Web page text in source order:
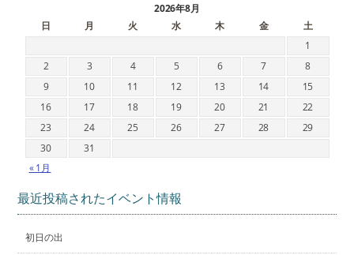
2026年8月
日
月 火 水 木 金 土
« 1月
1
2
3 4 5 6 7
8
9
10 11 12 13 14
15
16
17 18 19 20 21
22
23
24 25 26 27 28
29
30
31
最近投稿されたイベント情報
初日の出